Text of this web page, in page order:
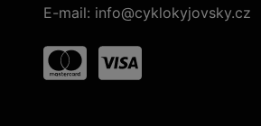
E-mail: info@cyklokyjovsky.cz